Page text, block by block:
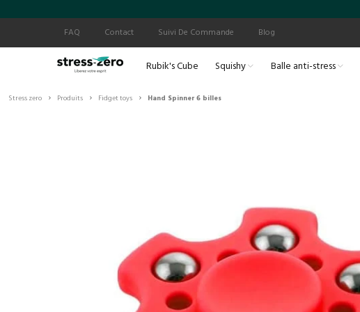
FAQ
Contact Suivi De Commande Blog
Rubik's Cube Squishy Balle anti-stress
Stress zero › Produits › Fidget toys › Hand Spinner 6 billes